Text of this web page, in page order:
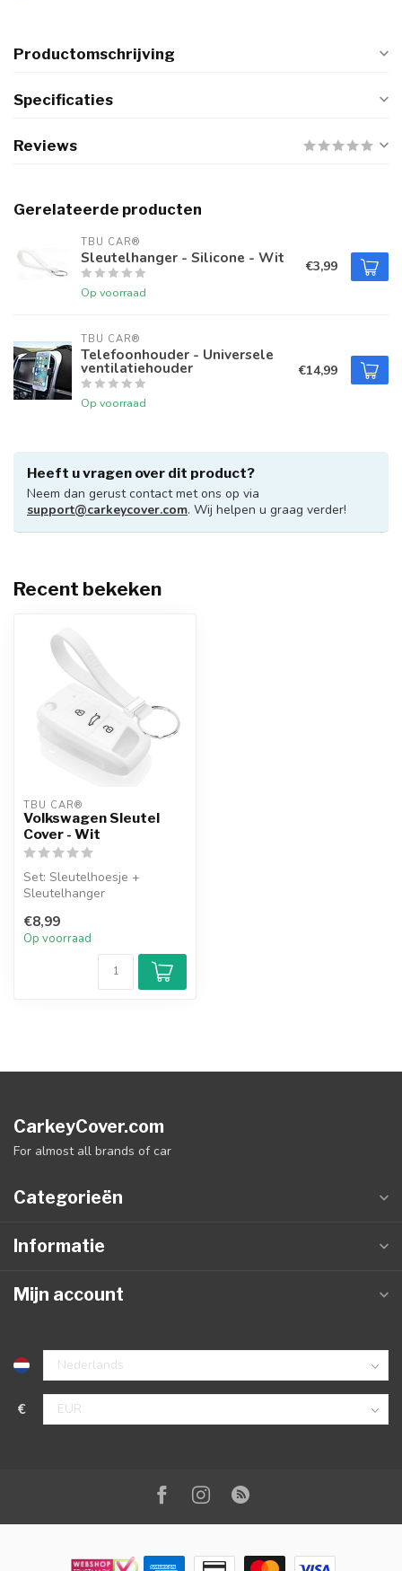
Productomschrijving
Specificaties
Reviews
Gerelateerde producten
TBU CAR®
Sleutelhanger - Silicone - Wit
Op voorraad
€3,99
TBU CAR®
Telefoonhouder - Universele
ventilatiehouder
Op voorraad
€14,99
Heeft u vragen over dit product?
Neem dan gerust contact met ons op via
support@carkeycover.com. Wij helpen u graag verder!
Recent bekeken
TBU CAR®
Volkswagen Sleutel
Cover - Wit
Set: Sleutelhoesje +
Sleutelhanger
€8,99
Op voorraad
CarkeyCover.com
For almost all brands of car
Categorieën
Informatie
Mijn account
€